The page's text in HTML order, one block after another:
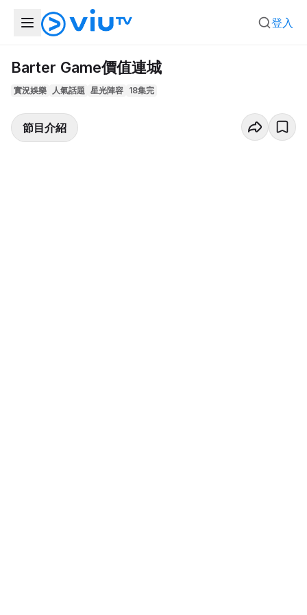
登入
Barter Game價值連城
實況娛樂 人氣話題 星光陣容 18集完
節目介紹